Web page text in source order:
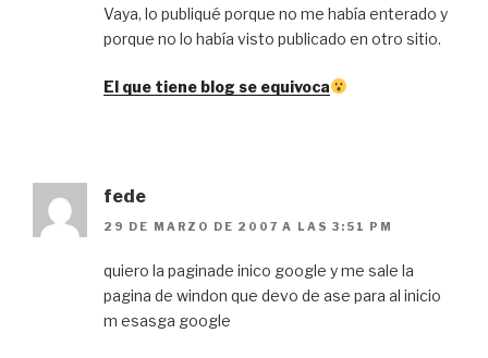
Vaya, lo publiqué porque no me había enterado y
porque no lo había visto publicado en otro sitio.
El que tiene blog se equivoca
fede
29 DE MARZO DE 2007 A LAS 3:51 PM
quiero la paginade inico google y me sale la
pagina de windon que devo de ase para al inicio
m esasga google